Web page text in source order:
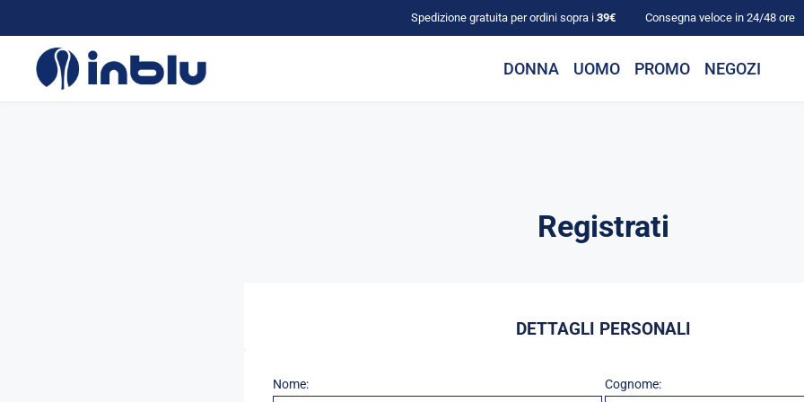
Spedizione gratuita per ordini sopra i 39€ Consegna veloce in 24/48 ore
DONNA UOMO PROMO NEGOZI
Registrati
DETTAGLI PERSONALI
Nome: Cognome: